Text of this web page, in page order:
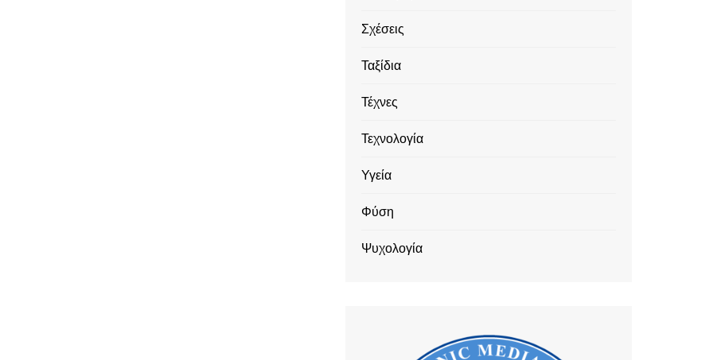
Σχέσεις
Ταξίδια
Τέχνες
Τεχνολογία
Υγεία
Φύση
Ψυχολογία